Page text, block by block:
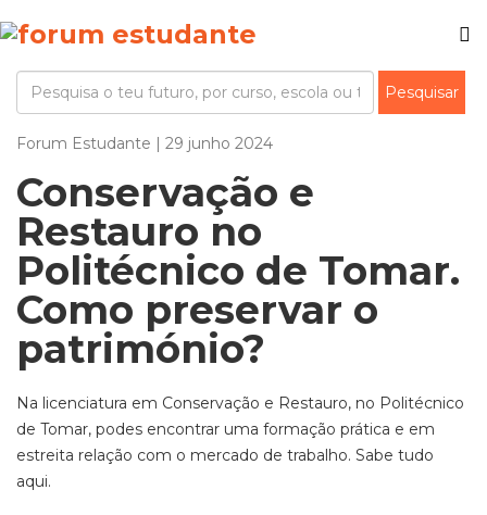
Forum Estudante | 29 junho 2024
Conservação e
Restauro no
Politécnico de Tomar.
Como preservar o
património?
Na licenciatura em Conservação e Restauro, no Politécnico
de Tomar, podes encontrar uma formação prática e em
estreita relação com o mercado de trabalho. Sabe tudo
aqui.